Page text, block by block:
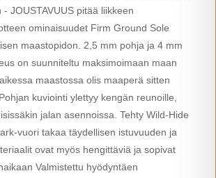
JOUSTAVUUS pitää liikkeen
ominaisuudet Firm Ground Sole
maastopidon. 2,5 mm pohja ja 4 mm
on suunniteltu maksimoimaan maan
maastossa olis maaperä sitten
kuviointi ylettyy kengän reunoille,
jalan asennoissa. Tehty Wild-Hide
vuori takaa täydellisen istuvuuden ja
ovat myös hengittäviä ja sopivat
Valmistettu hyödyntäen